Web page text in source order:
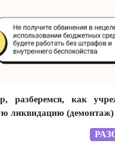
разберемся, как
ликвидацию (демонтаж)